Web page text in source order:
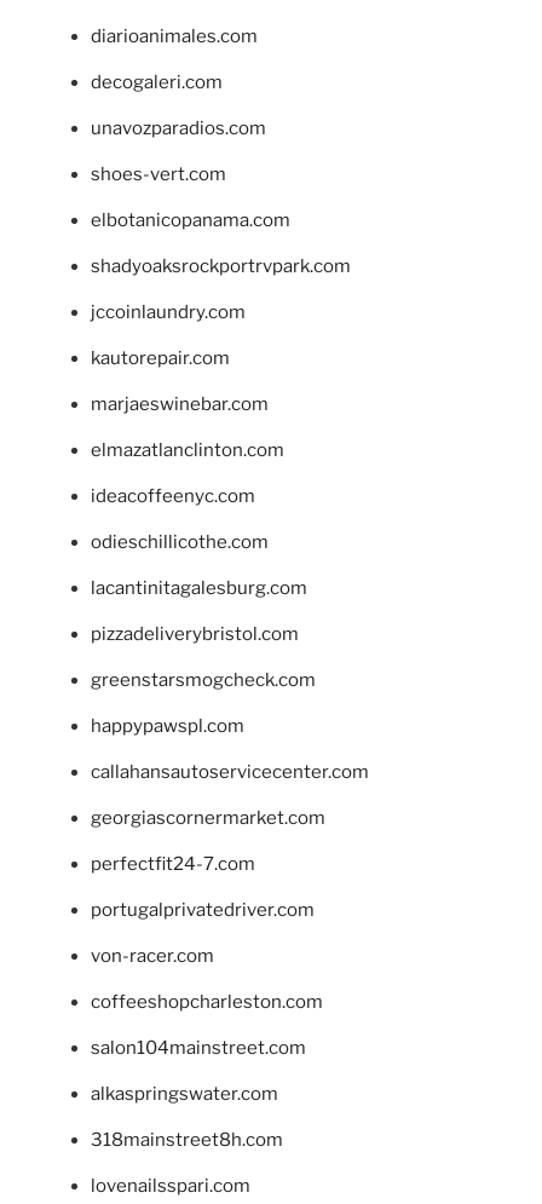
diarioanimales.com
decogaleri.com
unavozparadios.com
shoes-vert.com
elbotanicopanama.com
shadyoaksrockportrvpark.com
jccoinlaundry.com
kautorepair.com
marjaeswinebar.com
elmazatlanclinton.com
ideacoffeenyc.com
odieschillicothe.com
lacantinitagalesburg.com
pizzadeliverybristol.com
greenstarsmogcheck.com
happypawspl.com
callahansautoservicecenter.com
georgiascornermarket.com
perfectfit24-7.com
portugalprivatedriver.com
von-racer.com
coffeeshopcharleston.com
salon104mainstreet.com
alkaspringswater.com
318mainstreet8h.com
lovenailsspari.com